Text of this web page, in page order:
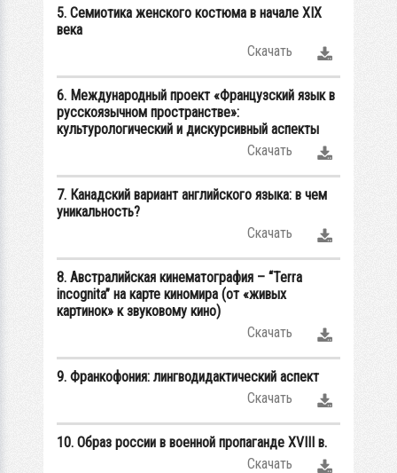
5. Семиотика женского костюма в начале XIX
века
Скачать
6. Международный проект «Французский язык в
русскоязычном пространстве»:
культурологический и дискурсивный аспекты
Скачать
7. Канадский вариант английского языка: в чем
уникальность?
Скачать
8. Австралийская кинематография – “Terra
incognita” на карте киномира (от «живых
картинок» к звуковому кино)
Скачать
9. Франкофония: лингводидактический аспект
Скачать
10. Образ россии в военной пропаганде XVIII в.
Скачать